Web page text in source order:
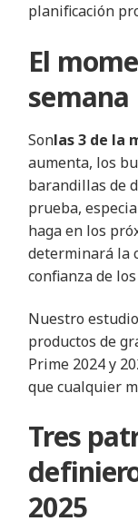
planificación
El
semana
Sonlas 3 de la
aumenta, los
barandillas de
prueba,
haga en los
determinará la
confianza de
Nuestro
productos de
Prime 2024 y
que cualquier
Tres
2025